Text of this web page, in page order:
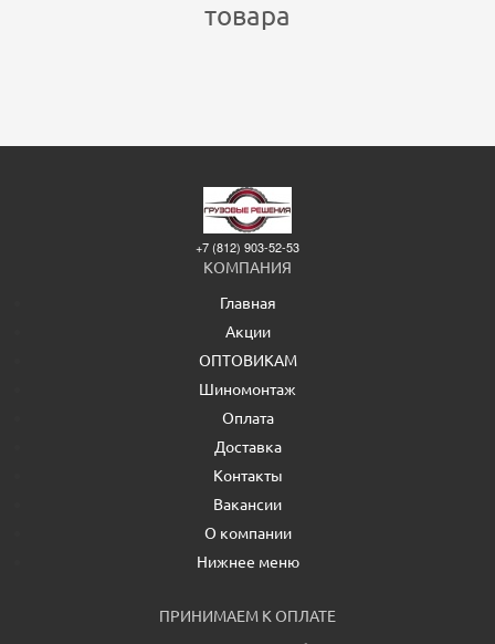
товара
+7 (812) 903-52-53
КОМПАНИЯ
Главная
Акции
ОПТОВИКАМ
Шиномонтаж
Оплата
Доставка
Контакты
Вакансии
О компании
Нижнее меню
ПРИНИМАЕМ К ОПЛАТЕ